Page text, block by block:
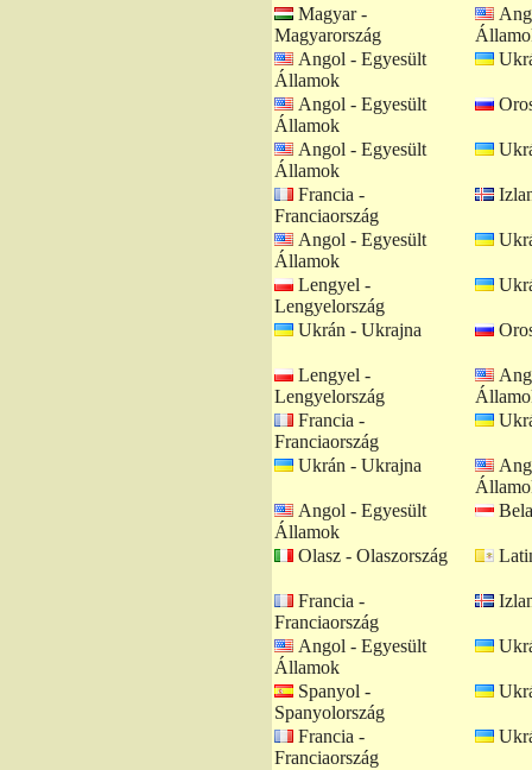
Magyar -
Magyarország
Angol - Egyesült
Államok
Angol - Egyesült
Államok
Angol - Egyesült
Államok
Francia -
Franciaország
Angol - Egyesült
Államok
Lengyel -
Lengyelország
Ukrán - Ukrajna
Lengyel -
Lengyelország
Francia -
Franciaország
Ukrán - Ukrajna
Angol - Egyesült
Államok
Olasz - Olaszország
Francia -
Franciaország
Angol - Egyesült
Államok
Spanyol -
Spanyolország
Francia -
Franciaország